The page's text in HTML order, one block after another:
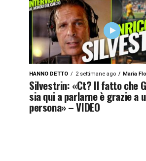
HANNO DETTO 2 settimane ago Maria
Silvestrin: «Ct? Il fatto che
sia qui a parlarne è grazie a
persona» – VIDEO